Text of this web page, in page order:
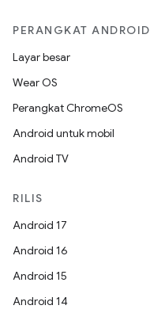
PERANGKAT ANDROID
Layar besar
Wear OS
Perangkat ChromeOS
Android untuk mobil
Android TV
RILIS
Android 17
Android 16
Android 15
Android 14